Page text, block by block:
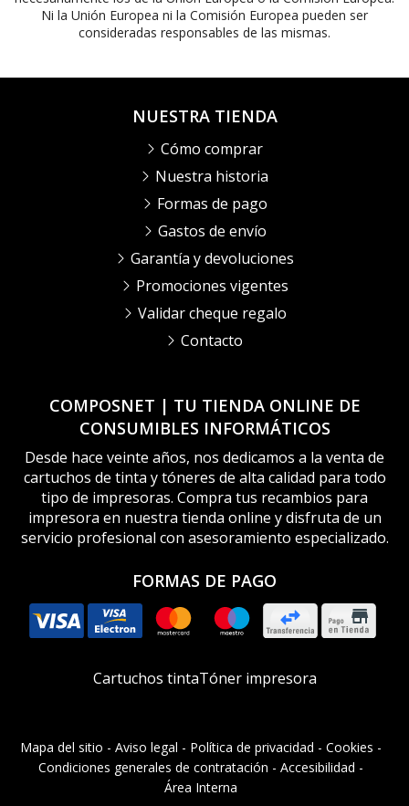
Ni la Unión Europea ni la Comisión Europea pueden ser
consideradas responsables de las mismas.
COMPOSNET | TU TIENDA ONLINE DE
CONSUMIBLES INFORMÁTICOS
Desde hace veinte años, nos dedicamos a la venta de
cartuchos de tinta y tóneres de alta calidad para todo
tipo de impresoras. Compra tus recambios para
impresora en nuestra tienda online y disfruta de un
servicio profesional con asesoramiento especializado.
FORMAS DE PAGO
NUESTRA TIENDA
Cómo comprar
Nuestra historia
Formas de pago
Gastos de envío
Garantía y devoluciones
Promociones vigentes
Validar cheque regalo
Contacto
Cartuchos tintaTóner impresora
Mapa del sitio - Aviso legal - Política de privacidad - Cookies -
Condiciones generales de contratación - Accesibilidad -
Área Interna